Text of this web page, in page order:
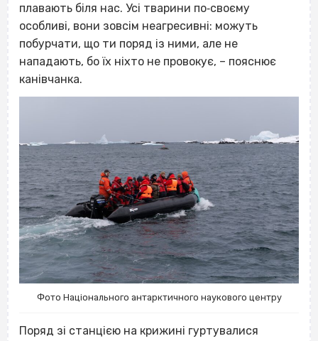
плавають біля нас. Усі тварини по‐своєму
особливі, вони зовсім неагресивні: можуть
побурчати, що ти поряд із ними, але не
нападають, бо їх ніхто не провокує, – пояснює
канівчанка.
Фото Національного антарктичного наукового центру
Поряд зі станцією на крижині гуртувалися